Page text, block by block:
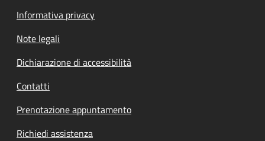
Informativa privacy
Note legali
Dichiarazione di accessibilità
Contatti
Prenotazione appuntamento
Richiedi assistenza